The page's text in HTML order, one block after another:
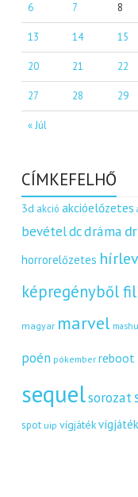
« Júl
6 7 8
13 14 15
20 21 22
27 28 29
CÍMKEFELHŐ
3d akció akcióelőzetes
bevételdcdráma
horrorelőzetes
képregényből
magyar marvel
poén pókember reboot
sequelsorozat
spot uip vígjáték